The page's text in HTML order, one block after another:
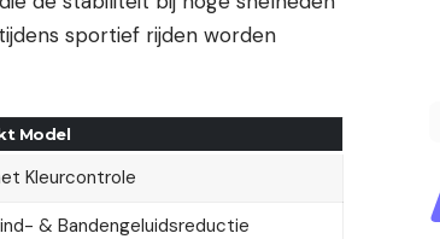
sportief rijden worden
Model
Kleurcontrole
& Bandengeluidsreductie